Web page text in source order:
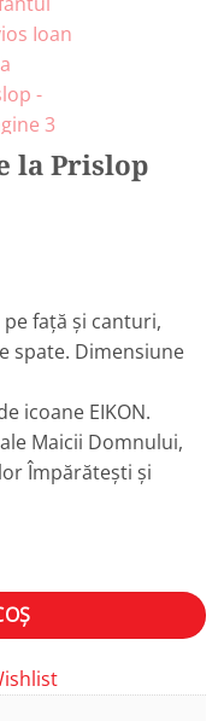
la Prislop
față și canturi,
spate. Dimensiune
icoane EIKON.
Maicii Domnului,
Împărătești și